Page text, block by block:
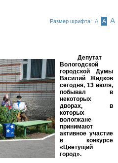
Размер шрифта: А А А
Депутат
Вологодской
городской Думы
Василий Жидков
сегодня, 13 июля,
побывал в
некоторых
дворах, в
которых
вологжане
принимают
активное участие
в конкурсе
«Цветущий
город».